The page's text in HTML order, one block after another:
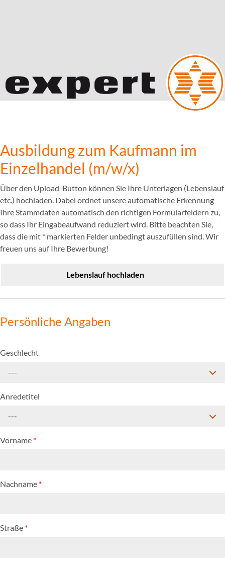
Ausbildung zum Kaufmann im
Einzelhandel (m/w/x)
Über den Upload-Button können Sie Ihre Unterlagen (Lebenslauf
etc.) hochladen. Dabei ordnet unsere automatische Erkennung
Ihre Stammdaten automatisch den richtigen Formularfeldern zu,
so dass Ihr Eingabeaufwand reduziert wird. Bitte beachten Sie,
dass die mit * markierten Felder unbedingt auszufüllen sind. Wir
freuen uns auf Ihre Bewerbung!
Lebenslauf hochladen
Persönliche Angaben
Geschlecht
---
Anredetitel
---
Vorname *
Nachname *
Straße *